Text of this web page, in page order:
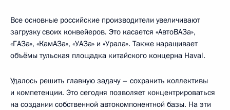
Все основные российские производители увеличивают
загрузку своих конвейеров. Это касается «АвтоВАЗа»,
«ГАЗа», «КамАЗа», «УАЗа» и «Урала». Также наращивает
объёмы тульская площадка китайского концерна Haval.
Удалось решить главную задачу – сохранить коллективы
и компетенции. Это сегодня позволяет концентрироваться
на создании собственной автокомпонентной базы. На эти